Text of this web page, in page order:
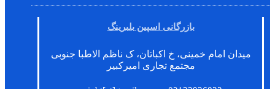
بازرگانی اسپین بلبرینگ
میدان امام خمینی، خ اکباتان، ک ناظم الاطبا جنوبی
مجتمع تجاری امیرکبیر